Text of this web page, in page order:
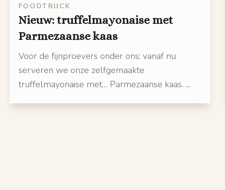
FOODTRUCK
Nieuw: truffelmayonaise met
Parmezaanse kaas
Voor de fijnproevers onder ons: vanaf nu
serveren we onze zelfgemaakte
truffelmayonaise met… Parmezaanse kaas. ...